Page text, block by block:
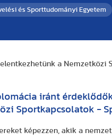
és Sporttudományi Egyetem
a
iránt
Sportkapcsolatok -
képezzen, akik a